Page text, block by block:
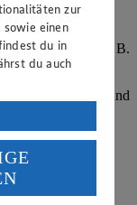
von Kunden (z. B.
(z. B.
(z. B.
des Angebots und
Dienstleister für
maximal 3 Jahre
zur
einen
du in
du auch
Daten in den
du im Sinne
dass deine
EuGH sieht